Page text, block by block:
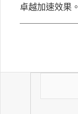
卓越加速效果。